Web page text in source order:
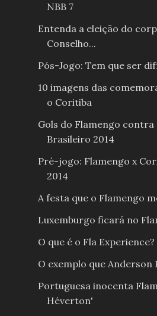
NBB 7
Entenda a eleição do
Conselho...
Pós-Jogo: Tem que ser
10 imagens das
o Coritiba
Gols do Flamengo
Brasileiro 2014
Pré-jogo: Flamengo x
2014
A festa que o Flamengo
Luxemburgo ficará no
O que é o Fla Experience?
O exemplo que
Portuguesa inocenta
Héverton'